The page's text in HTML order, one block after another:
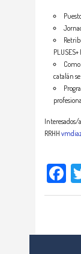
PLUSES+
catalán
profesional
Interesados/
RRHH